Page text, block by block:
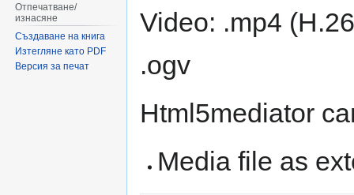
Video: .mp4
.ogv
Html5mediator
Media file as
Отпечатване/
изнасяне
Създаване на книга
Изтегляне като PDF
Версия за печат